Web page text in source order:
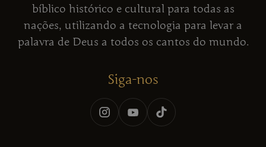
bíblico histórico e cultural para todas as
nações, utilizando a tecnologia para levar a
palavra de Deus a todos os cantos do mundo.
Siga-nos